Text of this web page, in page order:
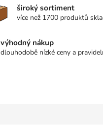
široký sortiment
více než 1700 produktů
výhodný nákup
dlouhodobě nízké ceny a